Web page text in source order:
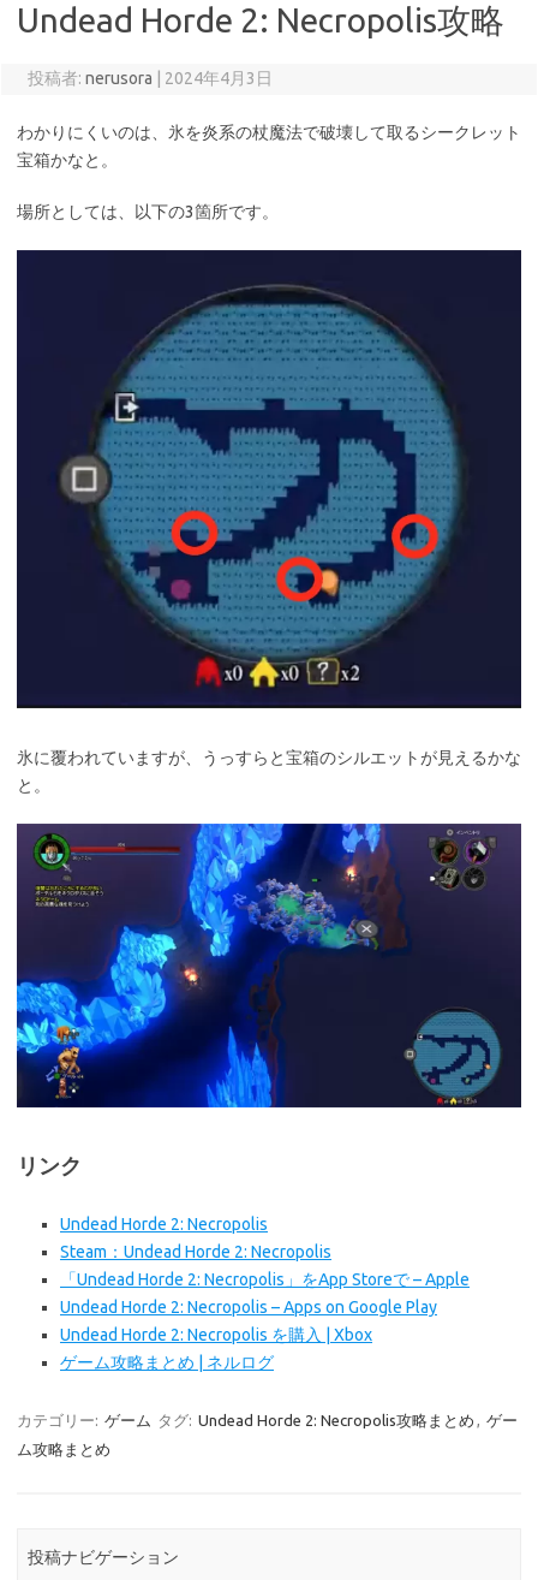
Undead Horde 2: Necropolis攻略
投稿者: nerusora 2024年4月3日
わかりにくいのは、氷を炎系の杖魔法で破壊して取るシークレット
宝箱かなと。
場所としては、以下の3箇所です。
氷に覆われていますが、うっすらと宝箱のシルエットが見えるかな
と。
リンク
Undead Horde 2: Necropolis
Steam：Undead Horde 2: Necropolis
「Undead Horde 2: Necropolis」をApp Storeで – Apple
Undead Horde 2: Necropolis – Apps on Google Play
Undead Horde 2: Necropolis を購入 | Xbox
ゲーム攻略まとめ | ネルログ
カテゴリー: ゲーム タグ: Undead Horde 2: Necropolis攻略まとめ , ゲー
ム攻略まとめ
投稿ナビゲーション